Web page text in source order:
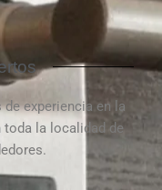
experiencia en la
toda la localidad de